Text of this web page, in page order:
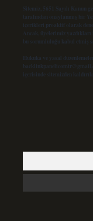
Sitemiz, 5651 Sayılı Kanun
tarafından onaylanmış bir
içerikleri proaktif olarak
Ancak, üyelerimiz
bu sorumluluğu kabul etmiş
Hukuka ve yasal
içerisinde sitemizden